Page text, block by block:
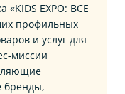
«KIDS EXPO: ВСЕ
профильных
и услуг для
бренды,